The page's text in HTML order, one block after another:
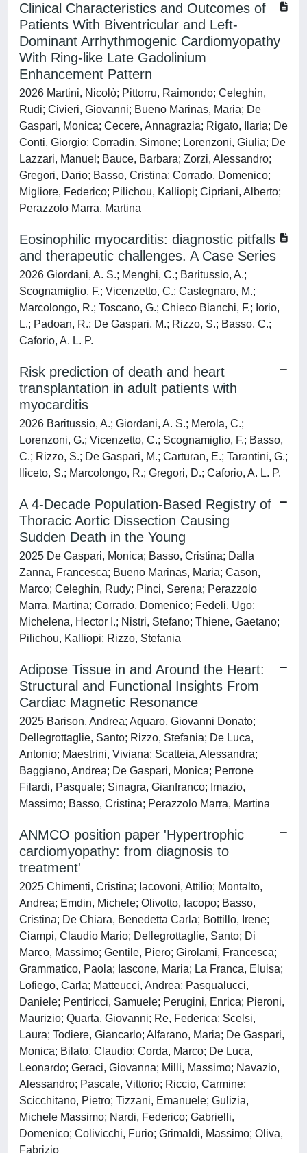
Clinical Characteristics and Outcomes of
Patients With Biventricular and Left-
Dominant Arrhythmogenic Cardiomyopathy
With Ring-like Late Gadolinium
Enhancement Pattern
2026 Martini, Nicolò; Pittorru, Raimondo; Celeghin,
Rudi; Civieri, Giovanni; Bueno Marinas, Maria; De
Gaspari, Monica; Cecere, Annagrazia; Rigato, Ilaria; De
Conti, Giorgio; Corradin, Simone; Lorenzoni, Giulia; De
Lazzari, Manuel; Bauce, Barbara; Zorzi, Alessandro;
Gregori, Dario; Basso, Cristina; Corrado, Domenico;
Migliore, Federico; Pilichou, Kalliopi; Cipriani, Alberto;
Perazzolo Marra, Martina
Eosinophilic myocarditis: diagnostic pitfalls
and therapeutic challenges. A Case Series
2026 Giordani, A. S.; Menghi, C.; Baritussio, A.;
Scognamiglio, F.; Vicenzetto, C.; Castegnaro, M.;
Marcolongo, R.; Toscano, G.; Chieco Bianchi, F.; Iorio,
L.; Padoan, R.; De Gaspari, M.; Rizzo, S.; Basso, C.;
Caforio, A. L. P.
Risk prediction of death and heart
transplantation in adult patients with
myocarditis
2026 Baritussio, A.; Giordani, A. S.; Merola, C.;
Lorenzoni, G.; Vicenzetto, C.; Scognamiglio, F.; Basso,
C.; Rizzo, S.; De Gaspari, M.; Carturan, E.; Tarantini, G.;
Iliceto, S.; Marcolongo, R.; Gregori, D.; Caforio, A. L. P.
A 4-Decade Population-Based Registry of
Thoracic Aortic Dissection Causing
Sudden Death in the Young
2025 De Gaspari, Monica; Basso, Cristina; Dalla
Zanna, Francesca; Bueno Marinas, Maria; Cason,
Marco; Celeghin, Rudy; Pinci, Serena; Perazzolo
Marra, Martina; Corrado, Domenico; Fedeli, Ugo;
Michelena, Hector I.; Nistri, Stefano; Thiene, Gaetano;
Pilichou, Kalliopi; Rizzo, Stefania
Adipose Tissue in and Around the Heart:
Structural and Functional Insights From
Cardiac Magnetic Resonance
2025 Barison, Andrea; Aquaro, Giovanni Donato;
Dellegrottaglie, Santo; Rizzo, Stefania; De Luca,
Antonio; Maestrini, Viviana; Scatteia, Alessandra;
Baggiano, Andrea; De Gaspari, Monica; Perrone
Filardi, Pasquale; Sinagra, Gianfranco; Imazio,
Massimo; Basso, Cristina; Perazzolo Marra, Martina
ANMCO position paper 'Hypertrophic
cardiomyopathy: from diagnosis to
treatment'
2025 Chimenti, Cristina; Iacovoni, Attilio; Montalto,
Andrea; Emdin, Michele; Olivotto, Iacopo; Basso,
Cristina; De Chiara, Benedetta Carla; Bottillo, Irene;
Ciampi, Claudio Mario; Dellegrottaglie, Santo; Di
Marco, Massimo; Gentile, Piero; Girolami, Francesca;
Grammatico, Paola; Iascone, Maria; La Franca, Eluisa;
Lofiego, Carla; Matteucci, Andrea; Pasqualucci,
Daniele; Pentiricci, Samuele; Perugini, Enrica; Pieroni,
Maurizio; Quarta, Giovanni; Re, Federica; Scelsi,
Laura; Todiere, Giancarlo; Alfarano, Maria; De Gaspari,
Monica; Bilato, Claudio; Corda, Marco; De Luca,
Leonardo; Geraci, Giovanna; Milli, Massimo; Navazio,
Alessandro; Pascale, Vittorio; Riccio, Carmine;
Scicchitano, Pietro; Tizzani, Emanuele; Gulizia,
Michele Massimo; Nardi, Federico; Gabrielli,
Domenico; Colivicchi, Furio; Grimaldi, Massimo; Oliva,
Fabrizio